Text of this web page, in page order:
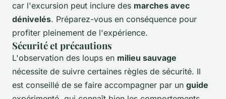
car l'excursion peut inclure des marches avec
dénivelés. Préparez-vous en conséquence pour
profiter pleinement de l'expérience.
Sécurité et précautions
L'observation des loups en milieu sauvage
nécessite de suivre certaines règles de sécurité. Il
est conseillé de se faire accompagner par un guide